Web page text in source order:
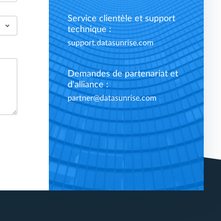
Service clientèle et support
technique :
support.datasunrise.com
Demandes de partenariat et
d'alliance :
partner@datasunrise.com